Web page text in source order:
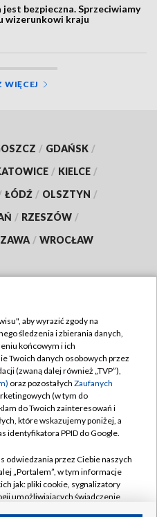
jest bezpieczna. Sprzeciwiamy
wizerunkowi kraju
WIĘCEJ
/ GDAŃSK /
/ KIELCE /
ŁÓDŹ / OLSZTYN /
/ RZESZÓW /
/ WROCŁAW
TVP
zgody
aby wyrazić zgody na
śledzenia i zbierania danych,
końcowym i ich
Twoich danych osobowych przez
(zwaną dalej również „TVP”),
oraz pozostałych Zaufanych
(w tym do
do Twoich zainteresowań i
które wskazujemy poniżej, a
identyfikatora PPID do Google.
odwiedzania przez Ciebie naszych
„Portalem”, w tym informacje
jak: pliki cookie, sygnalizatory
umożliwiających świadczenie